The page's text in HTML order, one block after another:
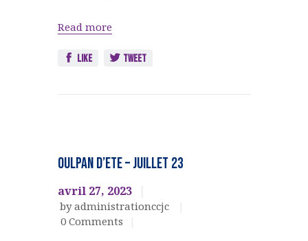
Read more
Like Tweet
activités
OULPAN D’ETE – juillet 23
avril 27, 2023
by administrationccjc
0 Comments